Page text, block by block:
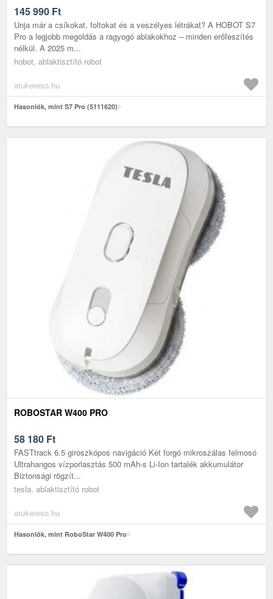
145 990 Ft
Unja már a csíkokat, foltokat és a veszélyes létrákat? A HOBOT S7
Pro a legjobb megoldás a ragyogó ablakokhoz – minden erőfeszítés
nélkül. A 2025 m...
hobot, ablaktisztító robot
arukereso.hu
Hasonlók, mint S7 Pro (5111620)
ROBOSTAR W400 PRO
58 180 Ft
FASTtrack 6.5 giroszkópos navigáció Két forgó mikroszálas felmosó
Ultrahangos vízporlasztás 500 mAh-s Li-Ion tartalék akkumulátor
Biztonsági rögzít...
tesla, ablaktisztító robot
arukereso.hu
Hasonlók, mint RoboStar W400 Pro